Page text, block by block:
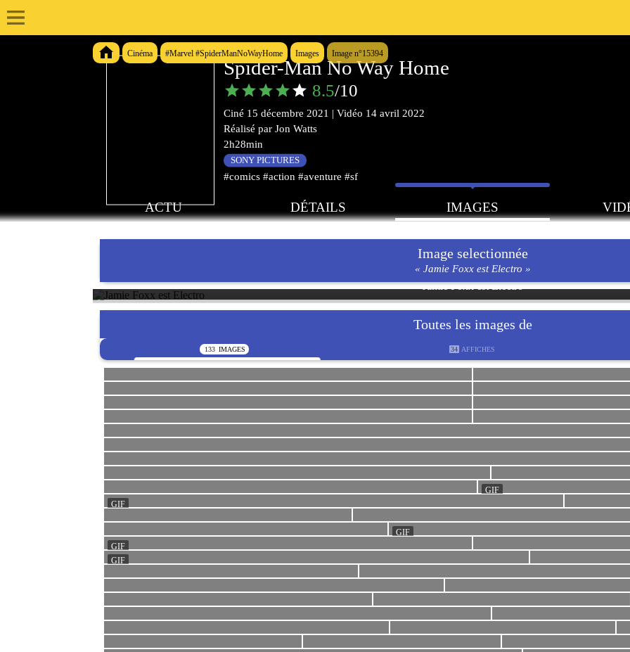
Cinéma #Marvel #SpiderManNoWayHome Images Image n°15394
Spider-Man No Way Home
8.5/10
Ciné 15 décembre 2021 | Vidéo 14 avril 2022
Réalisé par Jon Watts
2h28min
SONY PICTURES
#comics #action #aventure #sf
ACTU DÉTAILS IMAGES
Image selectionnée
« Jamie Foxx est Electro »
Jamie Foxx est Electro
Toutes les images de
133 IMAGES 34 AFFICHES